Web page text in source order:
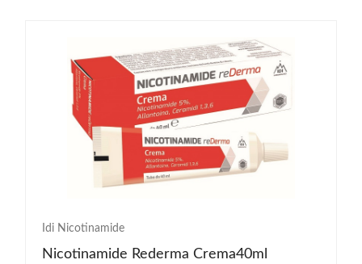
Idi Nicotinamide
Nicotinamide Rederma Crema40ml